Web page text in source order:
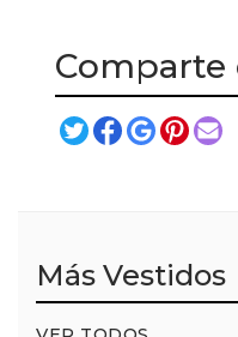
Comparte
Más Vestidos